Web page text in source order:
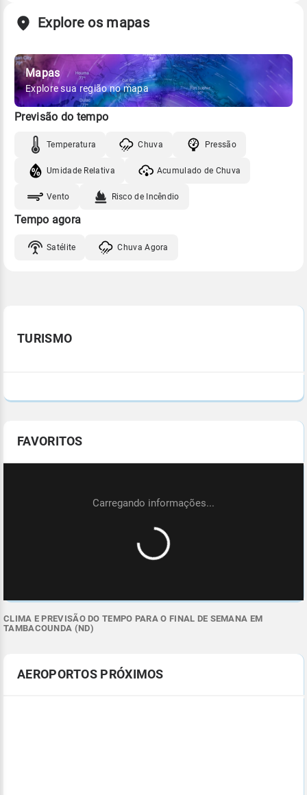
Explore os mapas
Mapas
Explore sua região no mapa
Previsão do tempo
Temperatura Chuva Pressão
Umidade Relativa Acumulado de Chuva
Vento Risco de Incêndio
Tempo agora
Satélite Chuva Agora
TURISMO
FAVORITOS
CLIMA E PREVISÃO DO TEMPO PARA O FINAL DE SEMANA EM
TAMBACOUNDA (ND)
AEROPORTOS PRÓXIMOS